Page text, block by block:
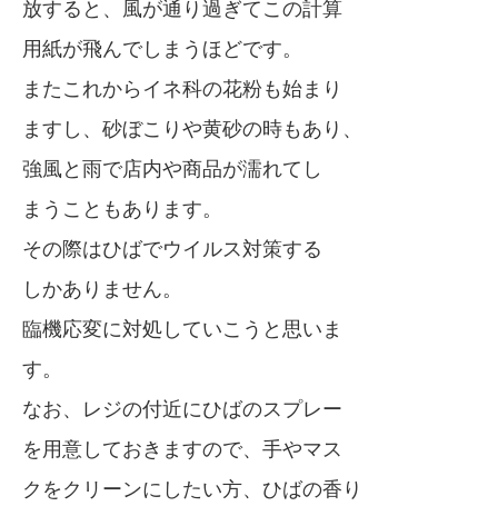
放すると、風が通り過ぎてこの計算
用紙が飛んでしまうほどです。
またこれからイネ科の花粉も始まり
ますし、砂ぼこりや黄砂の時もあり、
強風と雨で店内や商品が濡れてし
まうこともあります。
その際はひばでウイルス対策する
しかありません。
臨機応変に対処していこうと思いま
す。
なお、レジの付近にひばのスプレー
を用意しておきますので、手やマス
クをクリーンにしたい方、ひばの香り